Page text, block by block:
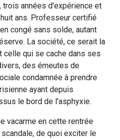
, trois années d'expérience et
ans. Professeur certifié
congé sans solde, autant
La société, ce serait la
celle qui se cache dans ses
des émeutes de
condamnée à prendre
ayant depuis
le bord de l'asphyxie.
vacarme en cette rentrée
de quoi exciter le